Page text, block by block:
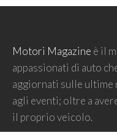
Motori Magazine è il
appassionati di auto
aggiornati sulle ultime
agli eventi; oltre a
il proprio veicolo.